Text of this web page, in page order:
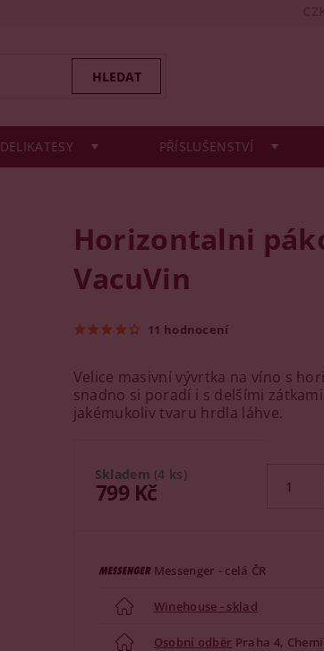
DELIKATESY PŘÍSLUŠENSTVÍ
Horizontalni
VacuVin
11 hodnocení
Velice masivní vývrtka na víno s
snadno si poradí i s delšími
jakémukoliv tvaru hrdla láhve.
Skladem (4 ks)
799 Kč
Messenger - celá ČR
Winehouse - sklad
Osobní odběr Praha 4,